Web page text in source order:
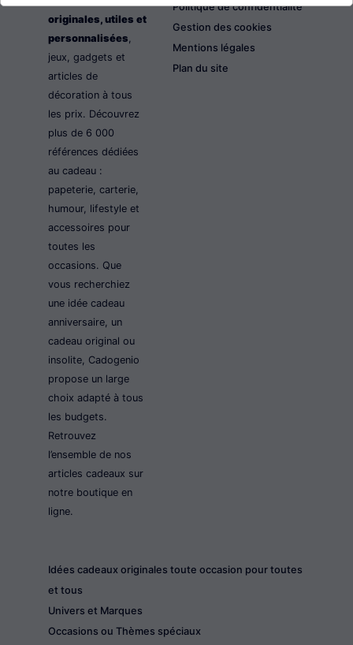
originales, utiles et
personnalisées,
jeux, gadgets et
articles de
décoration à tous
les prix. Découvrez
plus de 6 000
références dédiées
au cadeau :
papeterie, carterie,
humour, lifestyle et
accessoires pour
toutes les
occasions. Que
vous recherchiez
une idée cadeau
anniversaire, un
cadeau original ou
insolite, Cadogenio
propose un large
choix adapté à tous
les budgets.
Retrouvez
l’ensemble de nos
articles cadeaux sur
notre boutique en
ligne.
Politique de confidentialité
Gestion des cookies
Mentions légales
Plan du site
Idées cadeaux originales toute occasion pour toutes
et tous
Univers et Marques
Occasions ou Thèmes spéciaux